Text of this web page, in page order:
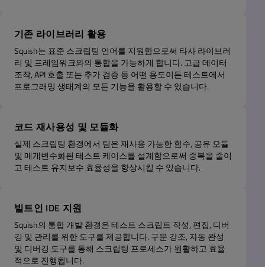
기존 라이브러리 활용
Squish는 표준 스크립팅 언어를 지원함으로써 타사 라이브러
리 및 프레임워크와의 통합을 가능하게 합니다. 고급 데이터
조작, API 호출 또는 추가 검증 등 어떤 용도이든 테스트에서
프로그래밍 생태계의 모든 기능을 활용할 수 있습니다.
코드 재사용성 및 모듈화
실제 스크립팅 환경에서 팀은 재사용 가능한 함수, 공유 모듈
및 매개변수화된 테스트 케이스를 설계함으로써 중복을 줄이
고 테스트 유지보수 효율성을 향상시킬 수 있습니다.
빌트인 IDE 지원
Squish의 통합 개발 환경은 테스트 스크립트 작성, 편집, 디버
깅 및 관리를 위한 도구를 제공합니다. 구문 강조, 자동 완성
및 디버깅 도구를 통해 스크립팅 프로세스가 원활하고 효율
적으로 진행됩니다.